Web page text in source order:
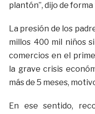
plantón”, dijo de
La presión de los
millos 400 mil niños
comercios en el
la grave crisis
más de 5 meses,
En ese sentido,